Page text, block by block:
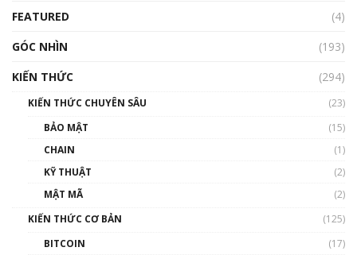
00:43:47
FEATURED
(4)
GÓC NHÌN
(193)
KIẾN THỨC
(294)
KIẾN THỨC CHUYÊN SÂU
(23)
BẢO MẬT
(15)
CHAIN
(1)
KỸ THUẬT
(2)
MẬT MÃ
(2)
KIẾN THỨC CƠ BẢN
(125)
BITCOIN
(17)